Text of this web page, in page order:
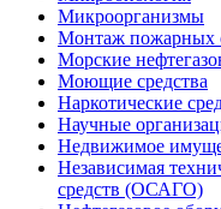
Микроорганизмы
Монтаж пожарных
Морские
Моющие средства
Наркотические
Научные
Недвижимое
Независимая
средств (ОСАГО)